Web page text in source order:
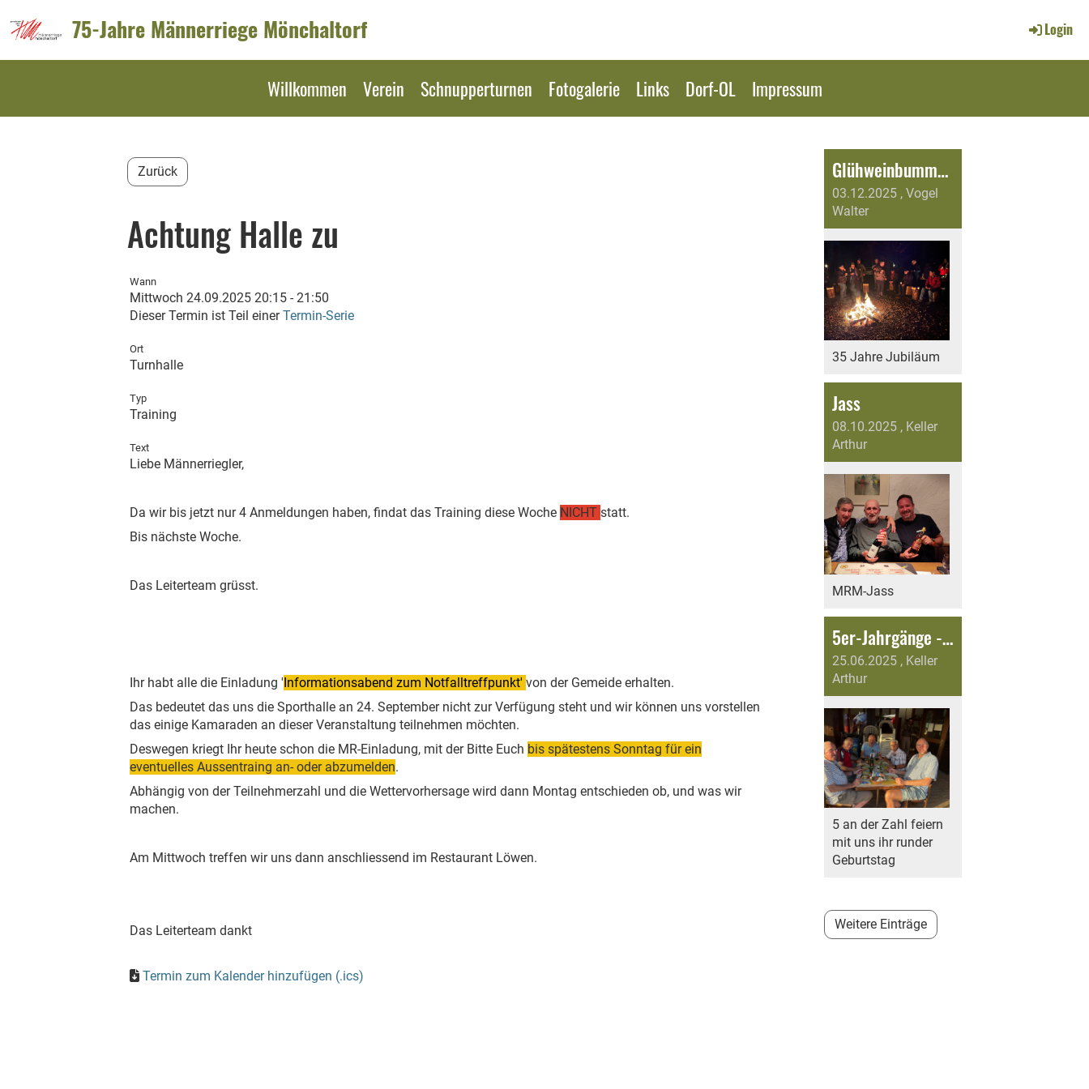
75-Jahre Männerriege Mönchaltorf Login
Willkommen Verein Schnupperturnen Fotogalerie Links Dorf-OL Impressum
Zurück
Achtung Halle zu
Wann
Mittwoch 24.09.2025 20:15 - 21:50
Dieser Termin ist Teil einerTermin-Serie
Ort
Turnhalle
Typ
Training
Text
Liebe Männerriegler,
Da wir bis jetzt nur 4 Anmeldungen haben, findat das Training diese Woche NICHT statt.
Bis nächste Woche.
Das Leiterteam grüsst.
Ihr habt alle die Einladung 'Informationsabend zum Notfalltreffpunkt' von der Gemeide erhalten.
Das bedeutet das uns die Sporthalle an 24. September nicht zur Verfügung steht und wir können uns vorstellen
das einige Kamaraden an dieser Veranstaltung teilnehmen möchten.
Deswegen kriegt Ihr heute schon die MR-Einladung, mit der Bitte Euch bis spätestens Sonntag für ein
eventuelles Aussentraing an- oder abzumelden.
Abhängig von der Teilnehmerzahl und die Wettervorhersage wird dann Montag entschieden ob, und was wir
machen.
Am Mittwoch treffen wir uns dann anschliessend im Restaurant Löwen.
Das Leiterteam dankt
Termin zum Kalender hinzufügen (.ics)
Glühweinbummel 2025
03.12.2025 , Vogel
Walter
35 Jahre Jubiläum
Jass
08.10.2025 , Keller
Arthur
MRM-Jass
5er-Jahrgänge - Feier
25.06.2025 , Keller
Arthur
5 an der Zahl feiern
mit uns ihr runder
Geburtstag
Weitere Einträge